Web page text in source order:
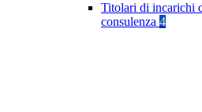
Titolari di incarichi
consulenza 4